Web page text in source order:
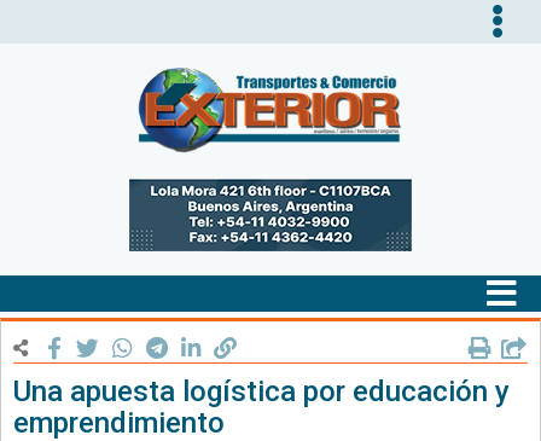
Una apuesta logística por educación y
emprendimiento